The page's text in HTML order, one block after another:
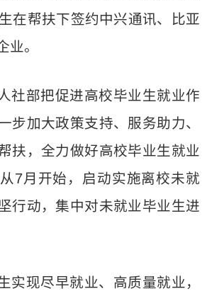
在帮扶下签约中兴通讯、比亚
业。
社部把促进高校毕业生就业作
步加大政策支持、服务助力、
扶，全力做好高校毕业生就业
7月开始，启动实施离校未就
行动，集中对未就业毕业生进
实现尽早就业、高质量就业，